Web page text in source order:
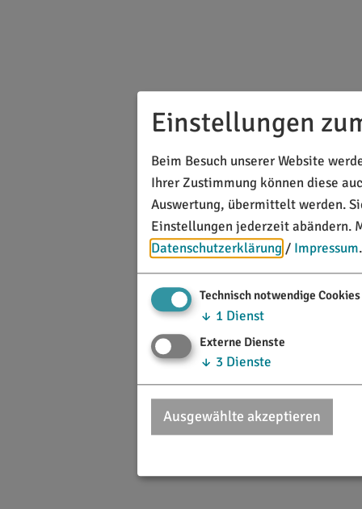
Einstellungen
Beim Besuch unserer Website
Ihrer Zustimmung können diese
Auswertung, übermittelt werden.
Einstellungen jederzeit abändern.
Datenschutzerklärung / Impressum.
Technisch notwendige Cookies
↓ 1 Dienst
Externe Dienste
↓ 3 Dienste
Ausgewählte akzeptieren